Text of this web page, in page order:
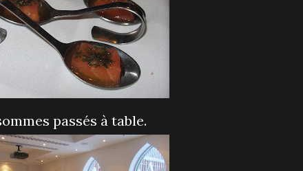
passés à table.